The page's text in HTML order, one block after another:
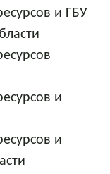
и ГБУ
и
и